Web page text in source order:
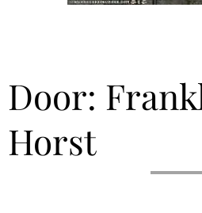
Door:
Horst